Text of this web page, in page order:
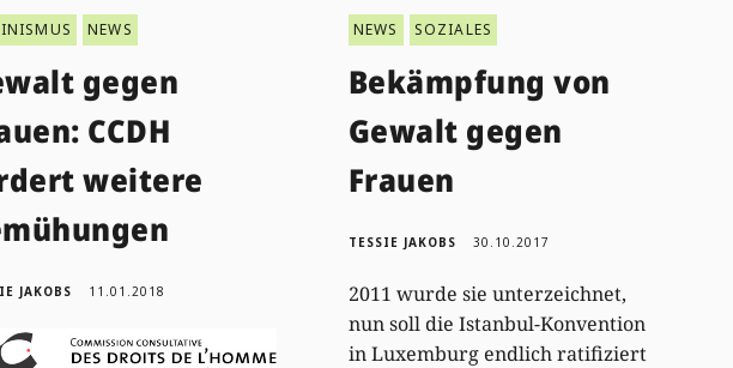
NEWS
gegen
CCDH
weitere
JAKOBS 11.01.2018
NEWS SOZIALES
Bekämpfung von
Gewalt gegen
Frauen
TESSIE JAKOBS 30.10.2017
2011 wurde sie unterzeichnet,
nun soll die Istanbul-Konvention
in Luxemburg endlich ratifiziert